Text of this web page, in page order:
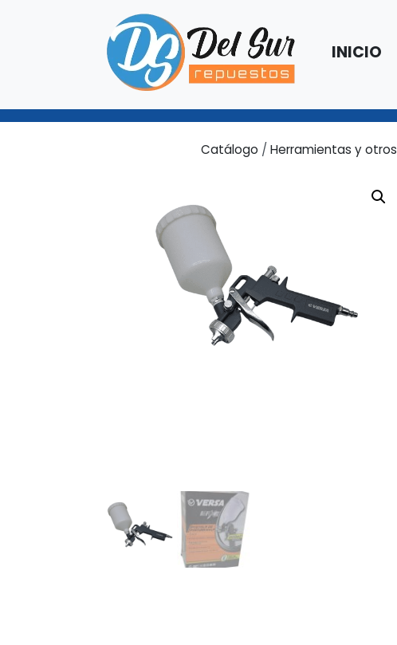
INICIO
Catálogo / Herramientas y otros